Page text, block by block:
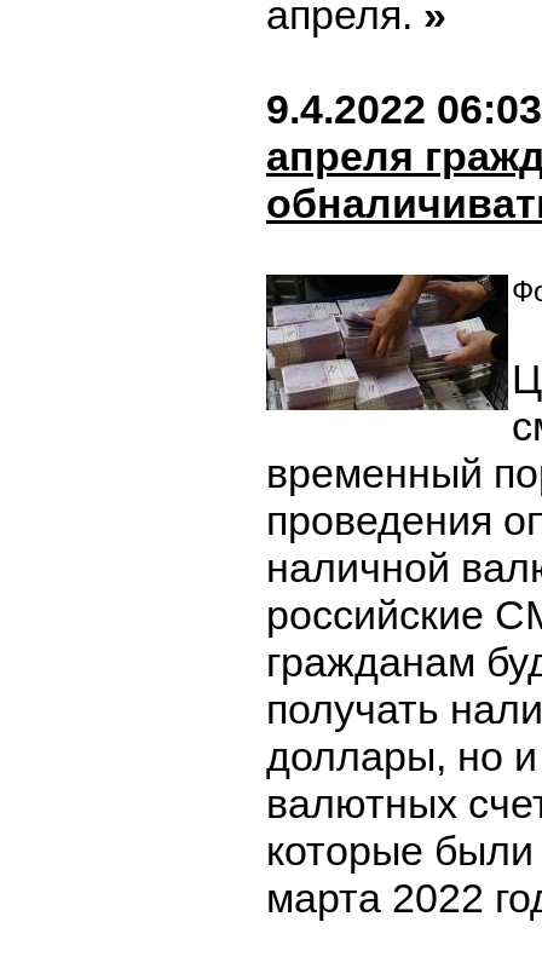
апреля. »
9.4.2022 06:03
апреля
временный
проведения
наличной
российские
гражданам
получать
доллары, но
валютных
которые
марта 2022